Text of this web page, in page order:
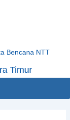
Bencana NTT
Timur